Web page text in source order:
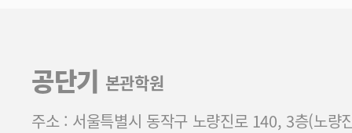
공단기 본관학원
주소 : 서울특별시 동작구 노량진로 140, 3층(노량